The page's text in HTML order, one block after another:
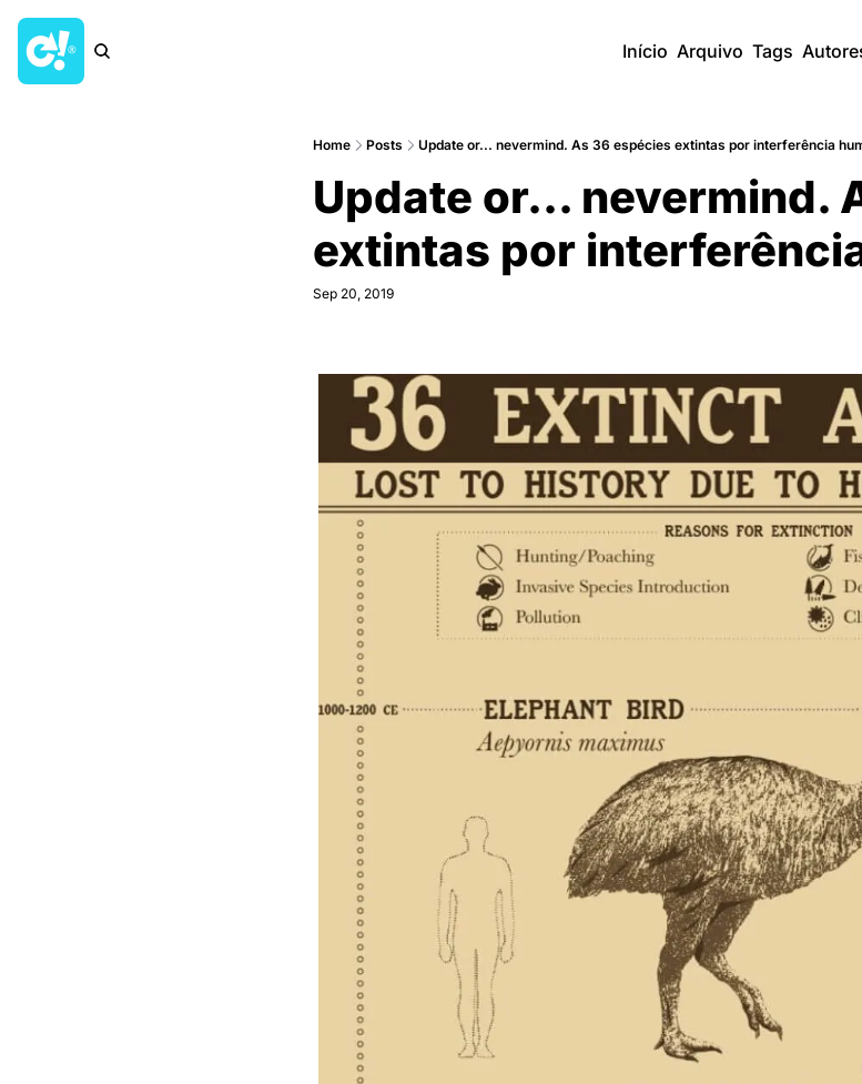
Início Arquivo Tags
Home Posts Update or... nevermind. As 36 espécies extintas por interferência
Update or... nevermind.
extintas por
Sep 20, 2019